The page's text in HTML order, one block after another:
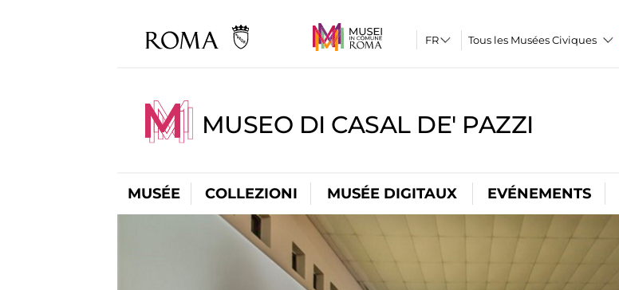
Tous les Musées Civiques
MUSEO DI CASAL DE' PAZZI
MUSÉE COLLEZIONI MUSÉE DIGITAUX EVÉNEMENTS